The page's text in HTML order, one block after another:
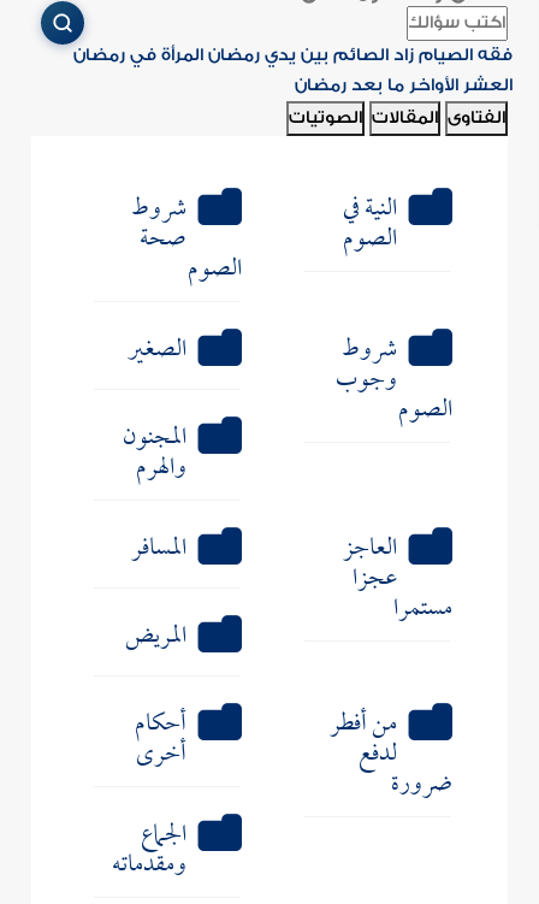
فقه الصيام زاد الصائم بين يدي رمضان المرأة في رمضان
العشر الأواخر ما بعد رمضان
الفتاوى المقالات الصوتيات
النية في
الصوم
شروط
صحة
الصوم
شروط
وجوب
الصوم
الصغير
المجنون
والهرم
العاجز
عجزا
مستمرا
المسافر
المريض
من أفطر
لدفع
ضرورة
أحكام
أخرى
الجماع
ومقدماته